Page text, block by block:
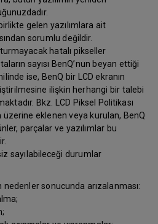
gelen yazılımlara ait
sorumlu değildir.
hatalı pikseller
sayısı BenQ’nun beyan ettiği
ise, BenQ bir LCD ekranın
ilişkin herhangi bir talebi
Bkz. LCD Piksel Politikası
üzerine eklenen veya kurulan, BenQ
parçalar ve yazılımlar bu
sayılabileceği durumlar
nedenler sonucunda arızalanması: